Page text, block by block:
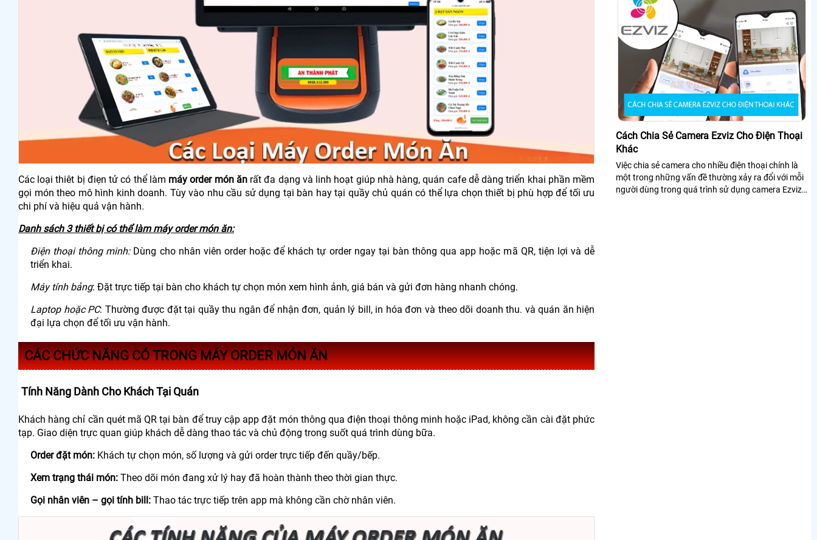
Các loại thiêt bị điẹn tửcó thể làm máy order món ănrấtđa dạng và linh hoạt giúp nhà hàng, quán cafe dễ dàng triển khai phần mềm
gọi món theo mô hình kinh doanh. Tùy vào nhu cầu sử dụng tại bàn hay tại quầy chủ quán có thể lựa chọn thiết bị phù hợp để tối ưu
chi phí và hiệu quả vận hành.
Danh sách 3 thiết bị có thể làm máy order món ăn:
Điện thoại thông minh:Dùng cho nhân viên order hoặcđể khách tự order ngay tại bàn thông qua app hoặc mã QR, tiện lợi và dễ
triển khai.
Máy tính bảng: Đặt trực tiếp tại bàn cho khách tự chọn món xem hình ảnh, giá bán và gửi đơn hàng nhanh chóng.
Laptop hoặc PC: Thườngđược đặt tại quầy thu ngânđể nhậnđơn, quản lý bill, in hóađơn và theo dõi doanh thu. và quán ăn hiện
đại lựa chọn để tối ưu vận hành.
CÁC CHỨC NĂNG CÓ TRONG MÁY ORDER MÓN ĂN
Tính Năng Dành Cho Khách Tại Quán
Khách hàng chỉ cần quét mã QR tại bàn để truy cập app đặt món thông qua điện thoại thông minh hoặc iPad, không cần cài đặt phức
tạp. Giao diện trực quan giúp khách dễ dàng thao tác và chủ động trong suốt quá trình dùng bữa.
Order đặt món: Khách tự chọn món, số lượng và gửi order trực tiếp đến quầy/bếp.
Xem trạng thái món: Theo dõi món đang xử lý hay đã hoàn thành theo thời gian thực.
Gọi nhân viên – gọi tính bill: Thao tác trực tiếp trên app mà không cần chờ nhân viên.
Cách Chia Sẻ Camera Ezviz Cho Điện Thoại
Khác
Việc chia sẻ camera cho nhiều điện thoại chính là
một trong những vấn đề thường xảy ra đổi với mỗi
người dùng trong quá trình sử dụng camera Ezviz